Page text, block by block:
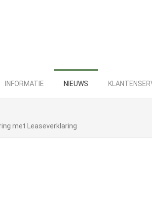
INFORMATIE NIEUWS
met Leaseverklaring